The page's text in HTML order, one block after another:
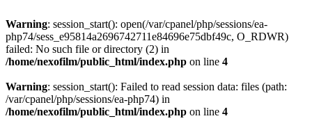
Warning: session_start(): open(/var/cpanel/php/sessions/ea-
php74/sess_e95814a2696742711e84696e75dbf49c, O_RDWR)
failed: No such file or directory (2) in
/home/nexofilm/public_html/index.php on line 4
Warning: session_start(): Failed to read session data: files (path:
/var/cpanel/php/sessions/ea-php74) in
/home/nexofilm/public_html/index.php on line 4